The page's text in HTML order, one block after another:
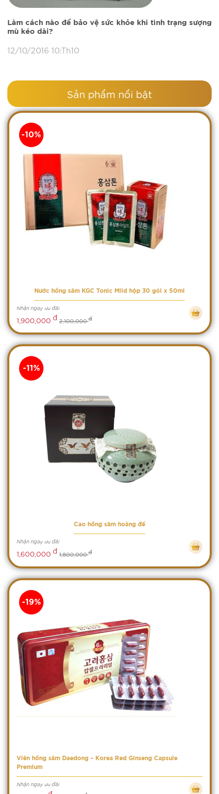
Làm cách nào để bảo vệ sức khỏe khi tình trạng sượng
mù kéo dài?
12/10/2016 10:Th10
Sản phẩm nổi bật
Nước hồng sâm KGC Tonic Mild hộp 30 gói x 50ml
Nhận ngay ưu đãi
1,900,000 đ 2,100,000đ
-10%
Cao hồng sâm hoàng đế
Nhận ngay ưu đãi
1,600,000 đ 1,800,000đ
-11%
Viên hồng sâm Daedong – Korea Red Ginseng Capsule
Premium
Nhận ngay ưu đãi
-19%